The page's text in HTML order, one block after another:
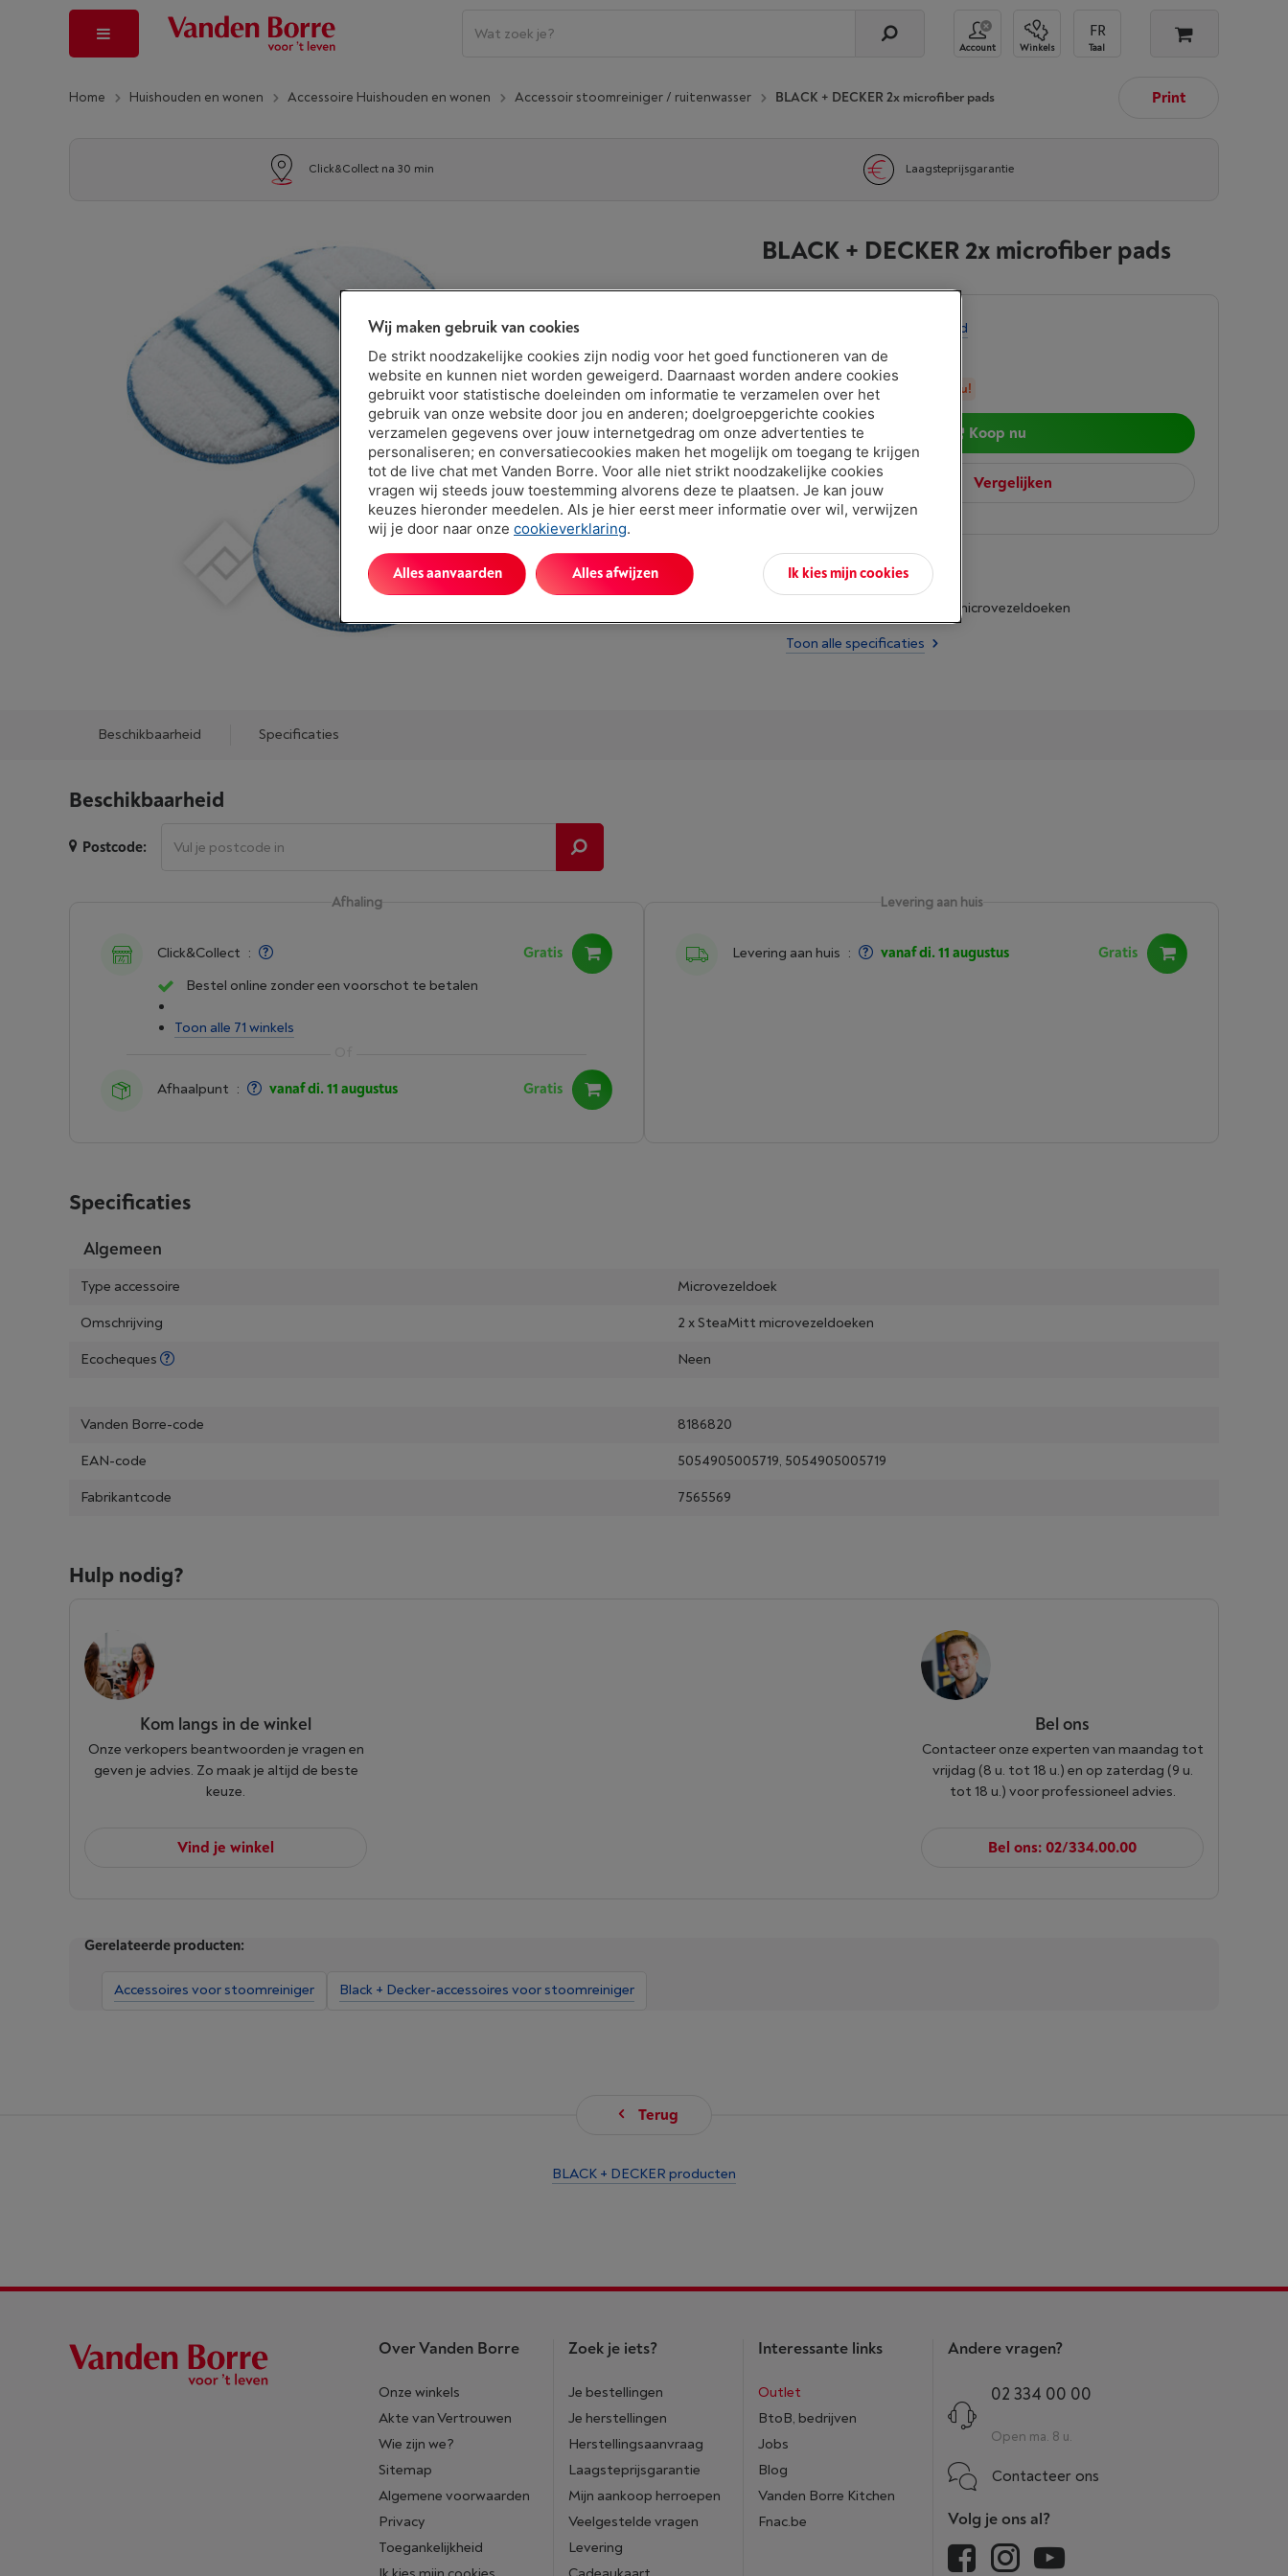
Account Winkels Taal
Home Huishouden en wonen Accessoire Huishouden en wonen Accessoir stoomreiniger / ruitenwasser BLACK + DECKER 2x microfiber pads Print
Click&Collect na 30 min Laagsteprijsgarantie
BLACK + DECKER 2x microfiber pads
Bekijk voorraad
€ 15,99
Minder dan 5 in stock, bestel nu!
Koop nu
Vergelijken
Troeven
Omschrijving: 2 x SteaMitt microvezeldoeken
Toon alle specificaties
Beschikbaarheid Specificaties
Beschikbaarheid
Postcode:
Levering aan huis
Levering aan huis : vanaf di. 11 augustus Gratis
Afhaling
Click&Collect :
Gratis
Bestel online zonder een voorschot te betalen
Toon alle 71 winkels
Afhaalpunt : vanaf di. 11 augustus Gratis
Specificaties
Algemeen
Type accessoire
Microvezeldoek
Omschrijving
2 x SteaMitt microvezeldoeken
Ecocheques
Neen
Vanden Borre-code
8186820
EAN-code
5054905005719, 5054905005719
Fabrikantcode
7565569
Hulp nodig?
Kom langs in de winkel
Onze verkopers beantwoorden je vragen en
geven je advies. Zo maak je altijd de beste
keuze.
Vind je winkel
Bel ons
Contacteer onze experten van maandag tot
vrijdag (8 u. tot 18 u.) en op zaterdag (9 u.
tot 18 u.) voor professioneel advies.
Bel ons: 02/334.00.00
Gerelateerde producten:
Accessoires voor stoomreiniger Black + Decker-accessoires voor stoomreiniger
Terug
BLACK + DECKER producten
Over Vanden Borre
Onze winkels
Akte van Vertrouwen
Wie zijn we?
Sitemap
Algemene voorwaarden
Privacy
Toegankelijkheid
Zoek je iets?
Je bestellingen
Je herstellingen
Herstellingsaanvraag
Laagsteprijsgarantie
Mijn aankoop herroepen
Veelgestelde vragen
Levering
Interessante links
Outlet
BtoB, bedrijven
Jobs
Blog
Vanden Borre Kitchen
Fnac.be
Andere vragen?
02 334 00 00
Open ma. 8 u.
Contacteer ons
Volg je ons al?
Wij maken gebruik van cookies
De strikt noodzakelijke cookies zijn nodig voor het goed functioneren van de
website en kunnen niet worden geweigerd. Daarnaast worden andere cookies
gebruikt voor statistische doeleinden om informatie te verzamelen over het
gebruik van onze website door jou en anderen; doelgroepgerichte cookies
verzamelen gegevens over jouw internetgedrag om onze advertenties te
personaliseren; en conversatiecookies maken het mogelijk om toegang te krijgen
tot de live chat met Vanden Borre. Voor alle niet strikt noodzakelijke cookies
vragen wij steeds jouw toestemming alvorens deze te plaatsen. Je kan jouw
keuzes hieronder meedelen. Als je hier eerst meer informatie over wil, verwijzen
wij je door naar onze cookieverklaring.
Ik kies mijn cookies
Alles afwijzen
Alles aanvaarden